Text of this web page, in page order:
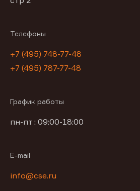
Телефоны
+7 (495) 748-77-48
+7 (495) 787-77-48
График работы
пн-пт : 09:00-18:00
E-mail
info@cse.ru